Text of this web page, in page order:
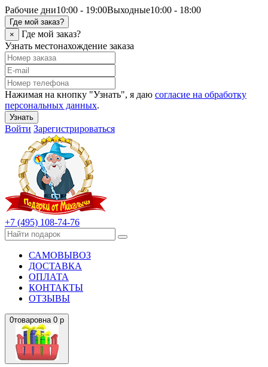
Рабочие дни10:00 - 19:00Выходные10:00 - 18:00
Где мой заказ?
×
Где мой заказ?
Узнать местонахождение заказа
Нажимая на кнопку "Узнать", я даю согласие на обработку
персональных данных.
Узнать
Войти Зарегистрироваться
+7 (495) 108-74-76
САМОВЫВОЗ
ДОСТАВКА
ОПЛАТА
КОНТАКТЫ
ОТЗЫВЫ
0товаровна 0 р